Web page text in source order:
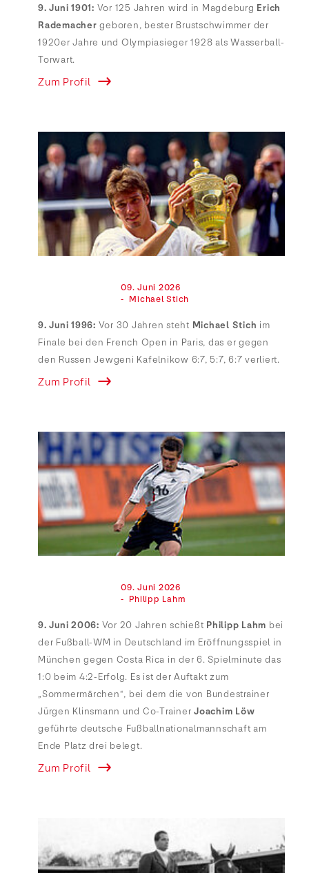
9. Juni 1901: Vor 125 Jahren wird in Magdeburg Erich
Rademacher geboren, bester Brustschwimmer der
1920er Jahre und Olympiasieger 1928 als Wasserball-
Torwart.
Zum Profil
9. Juni 1996: Vor 30 Jahren steht Michael Stich im
Finale bei den French Open in Paris, das er gegen
den Russen Jewgeni Kafelnikow 6:7, 5:7, 6:7 verliert.
Zum Profil
9. Juni 2006: Vor 20 Jahren schießt Philipp Lahm bei
der Fußball-WM in Deutschland im Eröffnungsspiel in
München gegen Costa Rica in der 6. Spielminute das
1:0 beim 4:2-Erfolg. Es ist der Auftakt zum
„Sommermärchen“, bei dem die von Bundestrainer
Jürgen Klinsmann und Co-Trainer Joachim Löw
geführte deutsche Fußballnationalmannschaft am
Ende Platz drei belegt.
Zum Profil